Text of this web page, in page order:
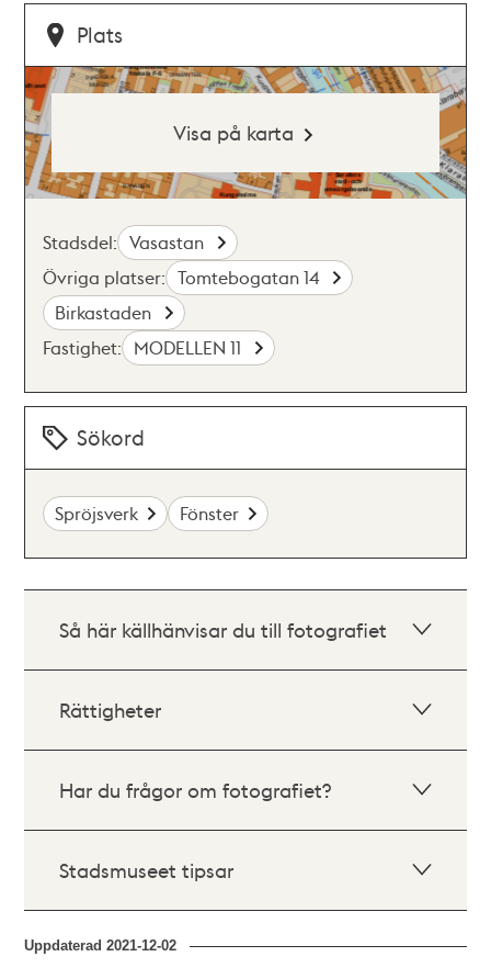
Plats
Visa på karta
Stadsdel: Vasastan
Övriga platser: Tomtebogatan 14
Birkastaden
Fastighet: MODELLEN 11
Sökord
Spröjsverk Fönster
Så här källhänvisar du till fotografiet
Rättigheter
Har du frågor om fotografiet?
Stadsmuseet tipsar
Uppdaterad2021-12-02